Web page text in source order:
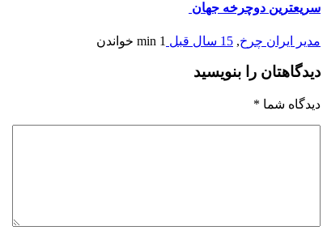
سریعترین دوچرخه جهان
مدیر ایران چرخ, 15 سال قبل 1 min خواندن
دیدگاهتان را بنویسید
دیدگاه شما *